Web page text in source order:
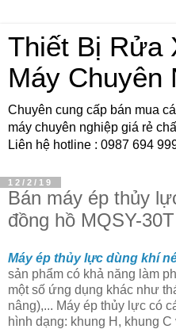
Thiết Bị Rửa
Máy Chuyên
Chuyên cung cấp bán mua
máy chuyên nghiệp giá rẻ
Liên hệ hotline : 0987 694
12/2/19
Bán máy ép thủy
đồng hồ MQSY-30T
Máy ép thủy lực dùng khí
sản phẩm có khả năng làm
một số ứng dụng khác như
nâng),... Máy ép thủy lực có
hình dạng: khung H, khung